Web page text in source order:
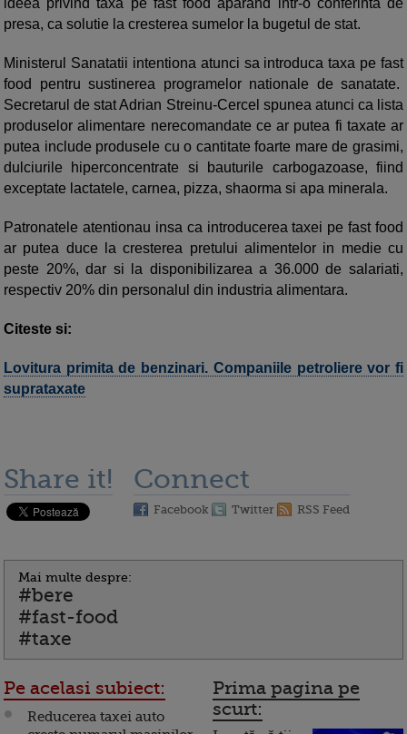
presa, ca solutie la cresterea sumelor la bugetul de stat.
Ministerul Sanatatii intentiona atunci sa introduca taxa pe fast
food pentru sustinerea programelor nationale de sanatate.
Secretarul de stat Adrian Streinu-Cercel spunea atunci ca lista
produselor alimentare nerecomandate ce ar putea fi taxate ar
putea include produsele cu o cantitate foarte mare de grasimi,
dulciurile hiperconcentrate si bauturile carbogazoase, fiind
exceptate lactatele, carnea, pizza, shaorma si apa minerala.
Patronatele atentionau insa ca introducerea taxei pe fast food
ar putea duce la cresterea pretului alimentelor in medie cu
peste 20%, dar si la disponibilizarea a 36.000 de salariati,
respectiv 20% din personalul din industria alimentara.
Citeste si:
Lovitura primita de benzinari. Companiile petroliere vor fi
suprataxate
Share it! Connect
Facebook Twitter RSS Feed
Mai multe despre:
#bere
#fast-food
#taxe
Pe acelasi subiect:
Reducerea taxei auto
Prima pagina pe
scurt: